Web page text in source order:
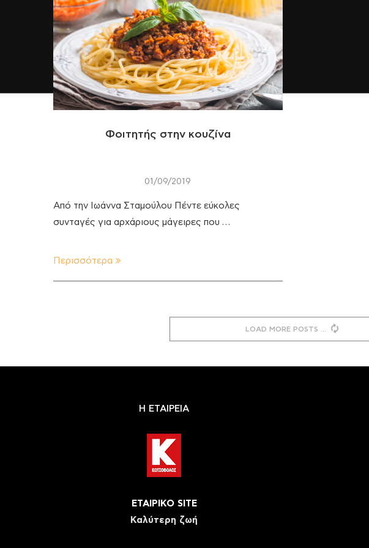
Φοιτητής στην κουζίνα
01/09/2019
Από την Ιωάννα Σταμούλου Πέντε εύκολες
συνταγές για αρχάριους μάγειρες που …
Περισσότερα
LOAD MORE POSTS
Η ΕΤΑΙΡΕΙΑ
ΕΤΑΙΡΙΚΟ SITE
Καλύτερη ζωή